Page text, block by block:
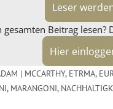
Leser
gesamten Beitrag lesen?
Hier
| MCCARTHY, ETRMA,
, MARANGONI,